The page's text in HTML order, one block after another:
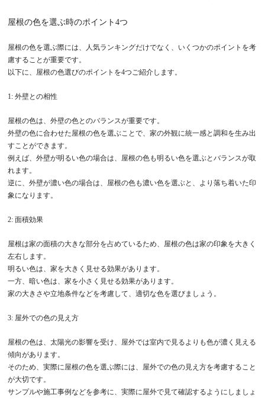
屋根の色を選ぶ時のポイント4つ
屋根の色を選ぶ際には、人気ランキングだけでなく、いくつかのポイントを考
慮することが重要です。
以下に、屋根の色選びのポイントを4つご紹介します。
1: 外壁との相性
屋根の色は、外壁の色とのバランスが重要です。
外壁の色に合わせた屋根の色を選ぶことで、家の外観に統一感と調和を生み出
すことができます。
例えば、外壁が明るい色の場合は、屋根の色も明るい色を選ぶとバランスが取
れます。
逆に、外壁が濃い色の場合は、屋根の色も濃い色を選ぶと、より落ち着いた印
象になります。
2: 面積効果
屋根は家の面積の大きな部分を占めているため、屋根の色は家の印象を大きく
左右します。
明るい色は、家を大きく見せる効果があります。
一方、暗い色は、家を小さく見せる効果があります。
家の大きさや立地条件などを考慮して、適切な色を選びましょう。
3: 屋外での色の見え方
屋根の色は、太陽光の影響を受け、屋外では室内で見るよりも色が濃く見える
傾向があります。
そのため、実際に屋根の色を選ぶ際には、屋外での色の見え方を考慮すること
が大切です。
サンプルや施工事例などを参考に、実際に屋外で見て確認するようにしましょ